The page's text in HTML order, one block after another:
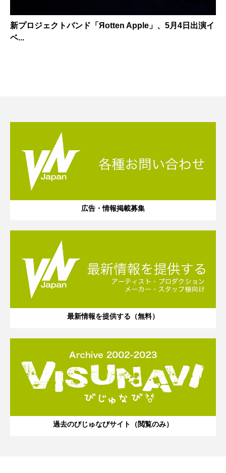
新プロジェクトバンド「Яotten Apple」、5月4日出演イ
ベ...
広告・情報掲載募集
最新情報を提供する（無料）
過去のびじゅなびサイト（閲覧のみ）